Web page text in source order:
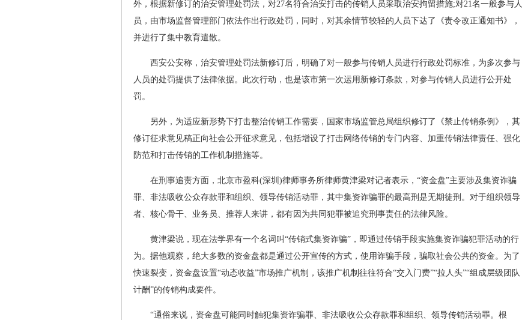
外，根据新修订的治安管理处罚法，对27名符合治安打击的传销人员采取治安拘留措施;对21名一般参与人
员，由市场监督管理部门依法作出行政处罚，同时，对其余情节较轻的人员下达了《责令改正通知书》，
并进行了集中教育遣散。
西安公安称，治安管理处罚法新修订后，明确了对一般参与传销人员进行行政处罚标准，为多次参与
人员的处罚提供了法律依据。此次行动，也是该市第一次运用新修订条款，对参与传销人员进行公开处
罚。
另外，为适应新形势下打击整治传销工作需要，国家市场监管总局组织修订了《禁止传销条例》，其
修订征求意见稿正向社会公开征求意见，包括增设了打击网络传销的专门内容、加重传销法律责任、强化
防范和打击传销的工作机制措施等。
在刑事追责方面，北京市盈科(深圳)律师事务所律师黄津梁对记者表示，“资金盘”主要涉及集资诈骗
罪、非法吸收公众存款罪和组织、领导传销活动罪，其中集资诈骗罪的最高刑是无期徒刑。对于组织领导
者、核心骨干、业务员、推荐人来讲，都有因为共同犯罪被追究刑事责任的法律风险。
黄津梁说，现在法学界有一个名词叫“传销式集资诈骗”，即通过传销手段实施集资诈骗犯罪活动的行
为。据他观察，绝大多数的资金盘都是通过公开宣传的方式，使用诈骗手段，骗取社会公共的资金。为了
快速裂变，资金盘设置“动态收益”市场推广机制，该推广机制往往符合“交入门费”“拉人头”“组成层级团队
计酬”的传销构成要件。
“通俗来说，资金盘可能同时触犯集资诈骗罪、非法吸收公众存款罪和组织、领导传销活动罪。根